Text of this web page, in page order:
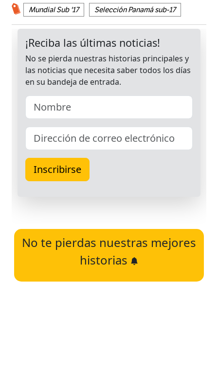
Mundial Sub '17 Selección Panamá sub-17
No te pierdas nuestras mejores
historias